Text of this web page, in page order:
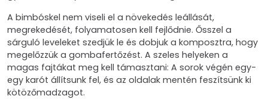
A bimbóskel nem viseli el a növekedés leállását,
megrekedését, folyamatosen kell fejlődnie. Ősszel a
sárguló leveleket szedjük le és dobjuk a komposztra, hogy
megelőzzük a gombafertőzést. A szeles helyeken a
magas fajtákat meg kell támasztani: A sorok végén egy-
egy karót állítsunk fel, és az oldalak mentén feszítsünk ki
kötözőmadzagot.